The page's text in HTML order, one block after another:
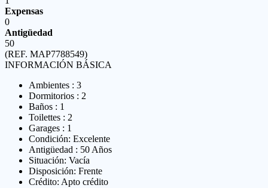
Expensas
0
Antigüedad
50
(REF. MAP7788549)
INFORMACIÓN BÁSICA
Ambientes : 3
Dormitorios : 2
Baños : 1
Toilettes : 2
Garages : 1
Condición: Excelente
Antigüedad : 50 Años
Situación: Vacía
Disposición: Frente
Crédito: Apto crédito